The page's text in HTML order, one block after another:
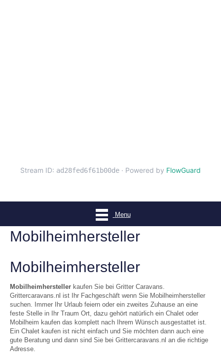
Menu
Mobilheimhersteller
Mobilheimhersteller
Mobilheimhersteller kaufen Sie bei Gritter Caravans.
Grittercaravans.nl ist Ihr Fachgeschäft wenn Sie Mobilheimhersteller
suchen. Immer Ihr Urlaub feiern oder ein zweites Zuhause an eine
feste Stelle in Ihr Traum Ort, dazu gehört natürlich ein Chalet oder
Mobilheim kaufen das komplett nach Ihrem Wünsch ausgestattet ist.
Ein Chalet kaufen ist nicht einfach und Sie möchten dann auch eine
gute Beratung und dann sind Sie bei Grittercaravans.nl an die richtige
Adresse.